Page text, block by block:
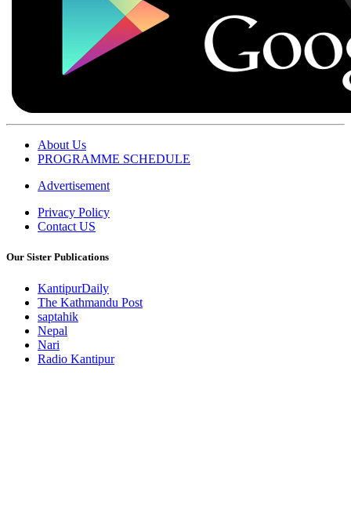
About Us
PROGRAMME SCHEDULE
Advertisement
Privacy Policy
Contact US
Our Sister Publications
KantipurDaily
The Kathmandu Post
saptahik
Nepal
Nari
Radio Kantipur